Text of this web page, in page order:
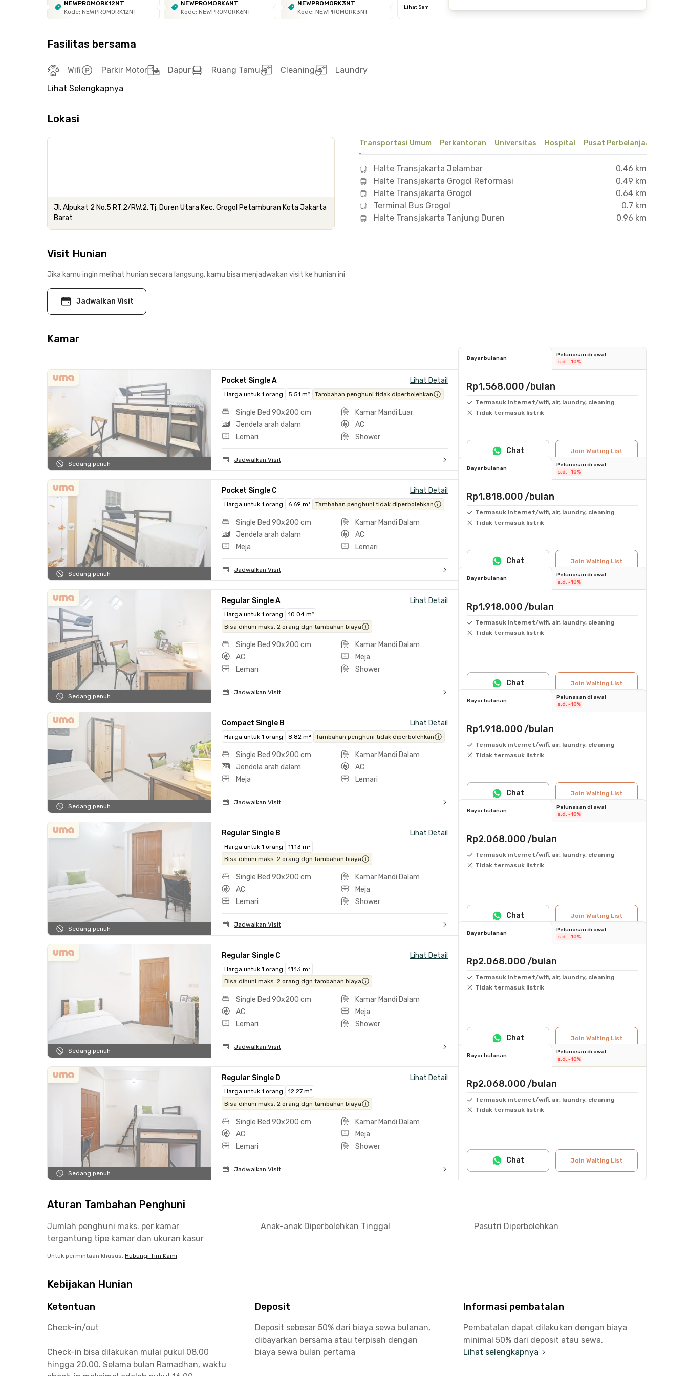
NEWPROMORK12NT
Kode: NEWPROMORK12NT
NEWPROMORK6NT
Kode: NEWPROMORK6NT
NEWPROMORK3NT
Kode: NEWPROMORK3NT
Lihat Semua
Fasilitas bersama
Wifi Parkir Motor Dapur Ruang Tamu Cleaning
Laundry
Lihat Selengkapnya
Lokasi
Jl. Alpukat 2 No.5 RT.2/RW.2, Tj. Duren Utara Kec. Grogol Petamburan Kota Jakarta
Barat
Transportasi Umum Perkantoran Universitas Hospital Pusat Perbelanjaan &
Halte Transjakarta Jelambar
0.46 km
Halte Transjakarta Grogol Reformasi
0.49 km
Halte Transjakarta Grogol
0.64 km
Terminal Bus Grogol
0.7 km
Halte Transjakarta Tanjung Duren
0.96 km
Visit Hunian
Jika kamu ingin melihat hunian secara langsung, kamu bisa menjadwakan visit ke hunian ini
Jadwalkan Visit
Kamar
Sedang penuh
Pocket Single A Lihat Detail
Harga untuk 1 orang 5.51 m² Tambahan penghuni tidak diperbolehkan
Single Bed 90x200 cm
Kamar Mandi Luar
Jendela arah dalam
AC
Lemari
Shower
Jadwalkan Visit
Bayar bulanan
Pelunasan di awal
s.d. -10%
Rp1.568.000 /bulan
Termasuk internet/wifi, air, laundry, cleaning
Tidak termasuk listrik
Join Waiting List
Chat
Sedang penuh
Pocket Single C Lihat Detail
Harga untuk 1 orang 6.69 m² Tambahan penghuni tidak diperbolehkan
Single Bed 90x200 cm
Kamar Mandi Dalam
Jendela arah dalam
AC
Meja
Lemari
Jadwalkan Visit
Bayar bulanan
Pelunasan di awal
s.d. -10%
Rp1.818.000 /bulan
Termasuk internet/wifi, air, laundry, cleaning
Tidak termasuk listrik
Join Waiting List
Chat
Sedang penuh
Regular Single A Lihat Detail
Harga untuk 1 orang
10.04 m²
Bisa dihuni maks. 2 orang dgn tambahan biaya
Single Bed 90x200 cm
Kamar Mandi Dalam
AC
Meja
Lemari
Shower
Jadwalkan Visit
Bayar bulanan
Pelunasan di awal
s.d. -10%
Rp1.918.000 /bulan
Termasuk internet/wifi, air, laundry, cleaning
Tidak termasuk listrik
Join Waiting List
Chat
Sedang penuh
Compact Single B Lihat Detail
Harga untuk 1 orang 8.82 m² Tambahan penghuni tidak diperbolehkan
Single Bed 90x200 cm
Kamar Mandi Dalam
Jendela arah dalam
AC
Meja
Lemari
Jadwalkan Visit
Bayar bulanan
Pelunasan di awal
s.d. -10%
Rp1.918.000 /bulan
Termasuk internet/wifi, air, laundry, cleaning
Tidak termasuk listrik
Join Waiting List
Chat
Sedang penuh
Regular Single B Lihat Detail
Harga untuk 1 orang
11.13 m²
Bisa dihuni maks. 2 orang dgn tambahan biaya
Single Bed 90x200 cm
Kamar Mandi Dalam
AC
Meja
Lemari
Shower
Jadwalkan Visit
Bayar bulanan
Pelunasan di awal
s.d. -10%
Rp2.068.000 /bulan
Termasuk internet/wifi, air, laundry, cleaning
Tidak termasuk listrik
Join Waiting List
Chat
Sedang penuh
Regular Single C Lihat Detail
Harga untuk 1 orang
11.13 m²
Bisa dihuni maks. 2 orang dgn tambahan biaya
Single Bed 90x200 cm
Kamar Mandi Dalam
AC
Meja
Lemari
Shower
Jadwalkan Visit
Bayar bulanan
Pelunasan di awal
s.d. -10%
Rp2.068.000 /bulan
Termasuk internet/wifi, air, laundry, cleaning
Tidak termasuk listrik
Join Waiting List
Chat
Sedang penuh
Regular Single D Lihat Detail
Harga untuk 1 orang
12.27 m²
Bisa dihuni maks. 2 orang dgn tambahan biaya
Single Bed 90x200 cm
Kamar Mandi Dalam
AC
Meja
Lemari
Shower
Jadwalkan Visit
Bayar bulanan
Pelunasan di awal
s.d. -10%
Rp2.068.000 /bulan
Termasuk internet/wifi, air, laundry, cleaning
Tidak termasuk listrik
Join Waiting List
Chat
Aturan Tambahan Penghuni
Jumlah penghuni maks. per kamar
tergantung tipe kamar dan ukuran kasur
Anak-anak Diperbolehkan Tinggal Pasutri Diperbolehkan
Untuk permintaan khusus, Hubungi Tim Kami
Kebijakan Hunian
Ketentuan
Check-in/out
Check-in bisa dilakukan mulai pukul 08.00
hingga 20.00. Selama bulan Ramadhan, waktu
Deposit
Deposit sebesar 50% dari biaya sewa bulanan,
dibayarkan bersama atau terpisah dengan
biaya sewa bulan pertama
Informasi pembatalan
Pembatalan dapat dilakukan dengan biaya
minimal 50% dari deposit atau sewa.
Lihat selengkapnya